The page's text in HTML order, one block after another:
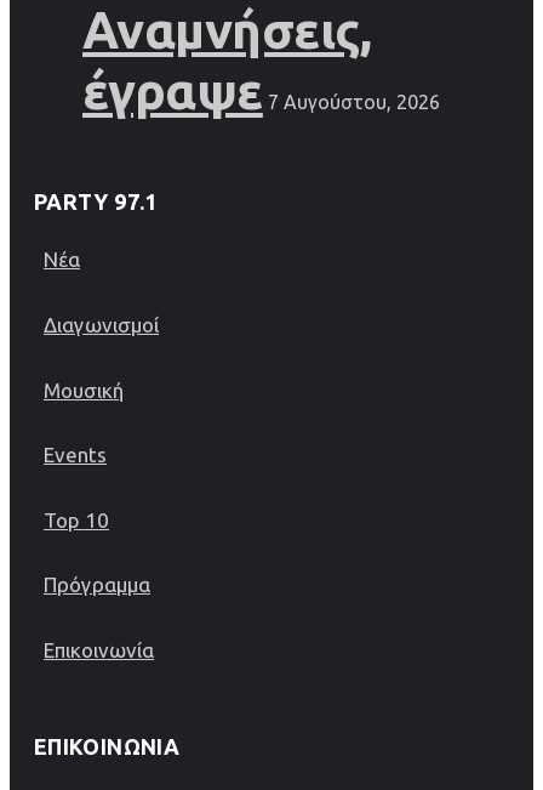
Αναμνήσεις,
έγραψε 7 Αυγούστου, 2026
PARTY 97.1
Νέα
Διαγωνισμοί
Μουσική
Events
Top 10
Πρόγραμμα
Επικοινωνία
ΕΠΙΚΟΙΝΩΝΊΑ